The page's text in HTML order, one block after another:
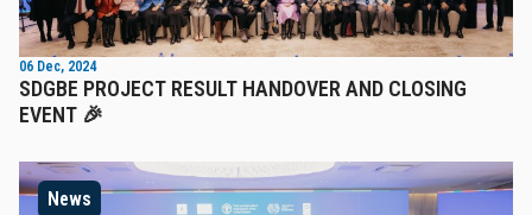
06 Dec, 2024
SDGBE PROJECT RESULT HANDOVER AND CLOSING
EVENT 🎉
News